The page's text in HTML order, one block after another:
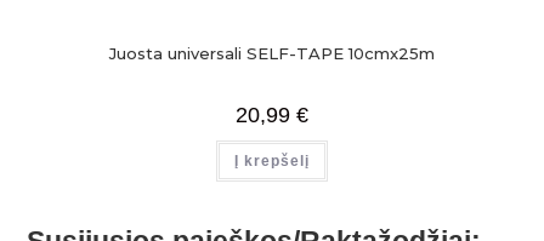
Juosta universali SELF-TAPE 10cmx25m
20,99 €
Į krepšelį